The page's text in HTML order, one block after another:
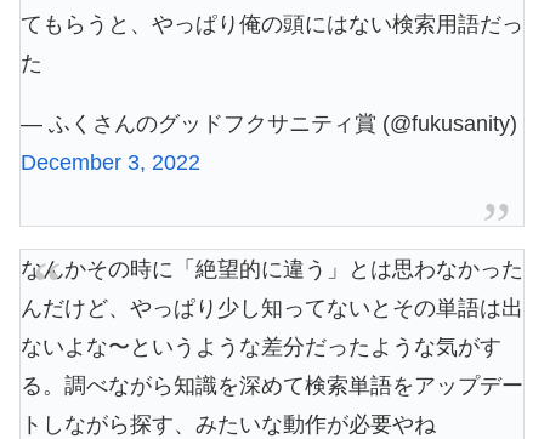
てもらうと、やっぱり俺の頭にはない検索用語だっ
た
— ふくさんのグッドフクサニティ賞 (@fukusanity)
December 3, 2022
なんかその時に「絶望的に違う」とは思わなかった
んだけど、やっぱり少し知ってないとその単語は出
ないよな〜というような差分だったような気がす
る。調べながら知識を深めて検索単語をアップデー
トしながら探す、みたいな動作が必要やね